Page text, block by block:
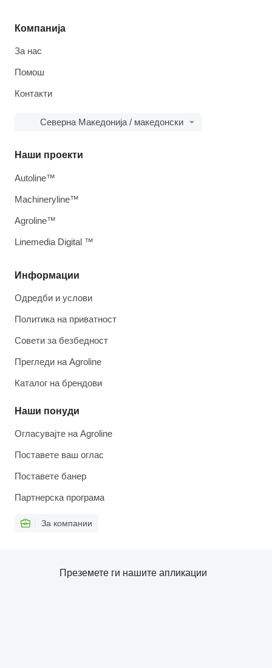
Компанија
За нас
Помош
Контакти
Северна Македонија / македонски
Информации
Одредби и услови
Политика на приватност
Совети за безбедност
Прегледи на Agroline
Каталог на брендови
Наши понуди
Огласувајте на Agroline
Поставете ваш оглас
Поставете банер
Партнерска програма
За компании
Наши проекти
Autoline™
Machineryline™
Agroline™
Linemedia Digital ™
Преземете ги нашите апликации